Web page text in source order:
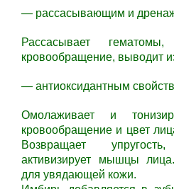
— рассасывающим и
Рассасывает
кровообращение, выводит
— антиоксидантным
Омолаживает и
кровообращение и цвет
Возвращает
активизирует мышцы
для увядающей кожи.